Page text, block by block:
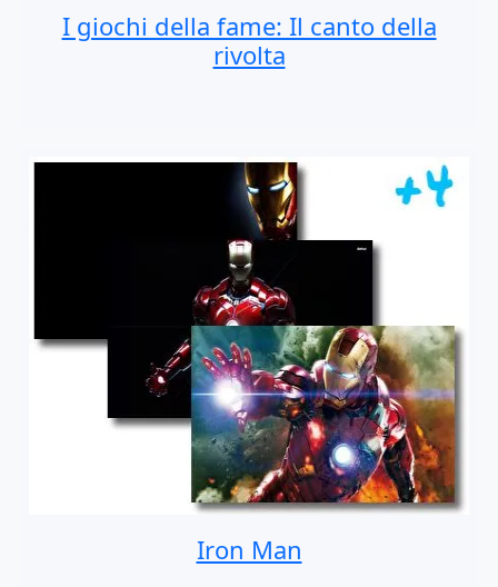
I giochi della fame: Il canto della
rivolta
Iron Man